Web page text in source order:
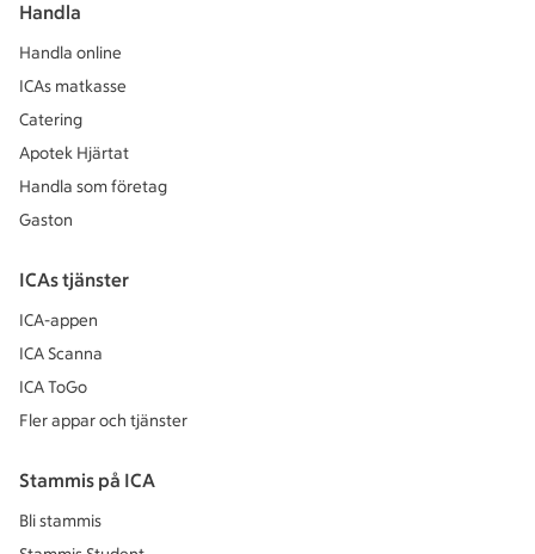
Handla
Handla online
ICAs matkasse
Catering
Apotek Hjärtat
Handla som företag
Gaston
ICAs tjänster
ICA-appen
ICA Scanna
ICA ToGo
Fler appar och tjänster
Stammis på ICA
Bli stammis